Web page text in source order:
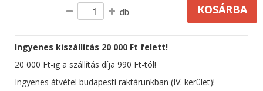
db
Ingyenes kiszállítás 20 000 Ft felett!
20 000 Ft-ig a szállítás díja 990 Ft-tól!
Ingyenes átvétel budapesti raktárunkban (IV. kerület)!